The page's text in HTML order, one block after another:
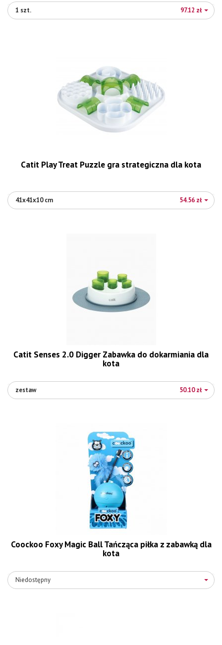
1 szt. 97.12 zł
Catit Play Treat Puzzle gra strategiczna dla kota
41x41x10 cm 54.56 zł
Catit Senses 2.0 Digger Zabawka do dokarmiania dla
kota
zestaw 50.10 zł
Coockoo Foxy Magic Ball Tańcząca piłka z zabawką dla
kota
Niedostępny